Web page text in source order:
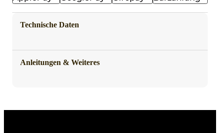
Technische Daten
Anleitungen & Weiteres